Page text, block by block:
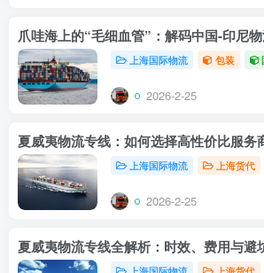
爪哇海上的“毛细血管”：解码中国-印尼
上海国际物流 包装
2026-2-25
夏威夷物流专线：如何选择高性价比服务
上海国际物流 上海货代
2026-2-25
夏威夷物流专线全解析：时效、费用与避